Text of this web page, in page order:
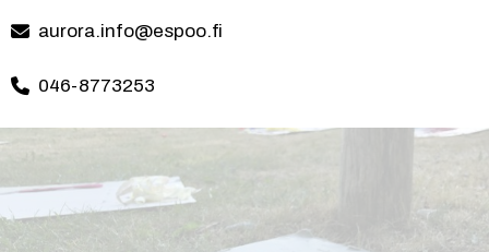
aurora.info@espoo.fi
046-8773253